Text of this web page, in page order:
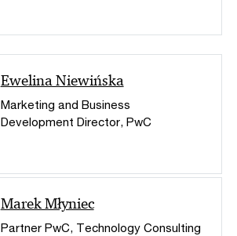
Ewelina Niewińska
Marketing and Business
Development Director, PwC
Marek Młyniec
Partner PwC, Technology Consulting